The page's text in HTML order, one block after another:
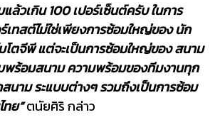
ล้วเกิน 100 เปอร์เซ็นต์ครับ ในการ
ทสต์ไม่ใช่เพียงการซ้อมใหญ่ของ นัก
โตจีพี แต่จะเป็นการซ้อมใหญ่ของ สนาม
พร้อมสนาม ความพร้อมของทีมงานทุก
นาม ระแบบต่างๆ รวมถึงเป็นการซ้อม
ย”ตนัยศิริ กล่าว